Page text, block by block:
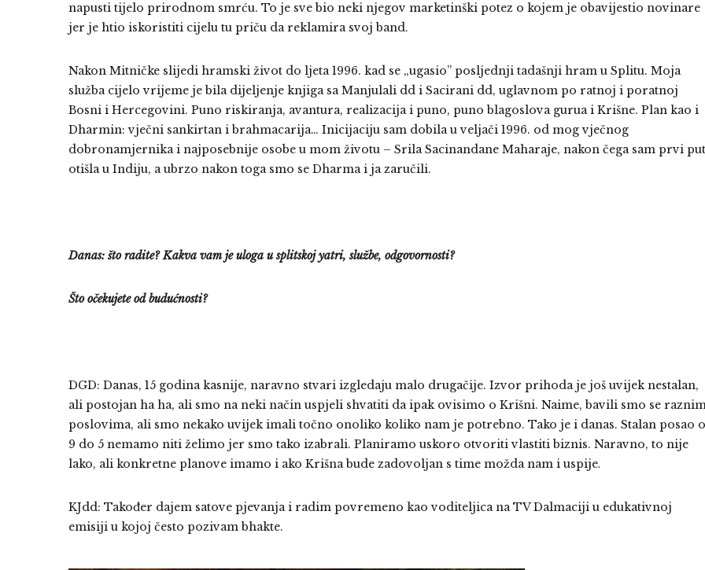
napusti tijelo prirodnom smrću. To je sve bio neki njegov marketinški potez o kojem je obavijestio novinare
jer je htio iskoristiti cijelu tu priču da reklamira svoj band.
Nakon Mitničke slijedi hramski život do ljeta 1996. kad se „ugasio” posljednji tadašnji hram u Splitu. Moja
služba cijelo vrijeme je bila dijeljenje knjiga sa Manjulali dd i Sacirani dd, uglavnom po ratnoj i poratnoj
Bosni i Hercegovini. Puno riskiranja, avantura, realizacija i puno, puno blagoslova gurua i Krišne. Plan kao i
Dharmin: vječni sankirtan i brahmacarija… Inicijaciju sam dobila u veljači 1996. od mog vječnog
dobronamjernika i najposebnije osobe u mom životu – Srila Sacinandane Maharaje, nakon čega sam prvi put
otišla u Indiju, a ubrzo nakon toga smo se Dharma i ja zaručili.
Danas: što radite? Kakva vam je uloga u splitskoj yatri, službe, odgovornosti?
Što očekujete od budućnosti?
DGD: Danas, 15 godina kasnije, naravno stvari izgledaju malo drugačije. Izvor prihoda je još uvijek nestalan,
ali postojan ha ha, ali smo na neki način uspjeli shvatiti da ipak ovisimo o Krišni. Naime, bavili smo se
poslovima, ali smo nekako uvijek imali točno onoliko koliko nam je potrebno. Tako je i danas. Stalan posao
9 do 5 nemamo niti želimo jer smo tako izabrali. Planiramo uskoro otvoriti vlastiti biznis. Naravno, to nije
lako, ali konkretne planove imamo i ako Krišna bude zadovoljan s time možda nam i uspije.
KJdd: Također dajem satove pjevanja i radim povremeno kao voditeljica na TV Dalmaciji u edukativnoj
emisiji u kojoj često pozivam bhakte.